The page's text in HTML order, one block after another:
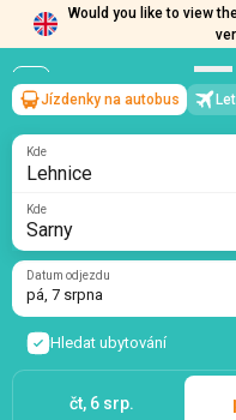
Would you like to view
Lehnice → Sarny
pá, 7 srpna/1 cestující
Jízdenky na autobus
Kde
Kde
Datum odjezdu
pá, 7 srpna
Hledat ubytování
čt, 6 srp.